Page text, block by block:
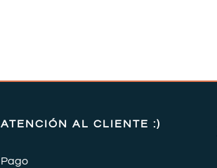
ATENCIÓN AL CLIENTE :)
Pago